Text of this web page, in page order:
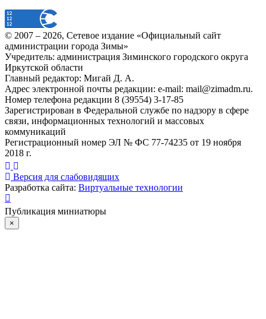
© 2007 – 2026, Сетевое издание «Официальный сайт
администрации города Зимы»
Учредитель: администрация Зиминского городского округа
Иркутской области
Главный редактор: Мигай Д. А.
Адрес электронной почты редакции: e-mail: mail@zimadm.ru.
Номер телефона редакции 8 (39554) 3-17-85
Зарегистрирован в Федеральной службе по надзору в сфере
связи, информационных технологий и массовых
коммуникаций
Регистрационный номер ЭЛ № ФС 77-74235 от 19 ноября
2018 г.
Версия для слабовидящих
Разработка сайта: Виртуальные технологии
Публикация миниатюры
×